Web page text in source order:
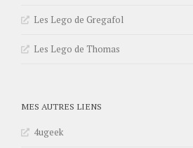
Les Lego de Gregafol
Les Lego de Thomas
MES AUTRES LIENS
4ugeek